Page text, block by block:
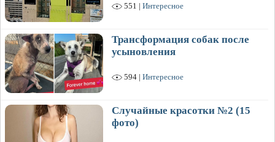
551 | Интересное
Трансформация собак после
усыновления
594 | Интересное
Случайные красотки №2 (15
фото)